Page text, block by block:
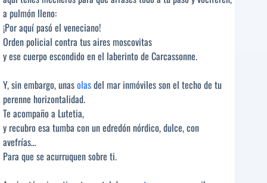
a pulmón lleno:
¡Por aquí pasó el veneciano!
Orden policial contra tus aires moscovitas
y ese cuerpo escondido en el laberinto de Carcassonne.
Y, sin embargo, unasolasdel mar inmóviles son el techo de tu
perenne horizontalidad.
Te acompaño a Lutetia,
y recubro esa tumba con un edredón nórdico, dulce, con
avefrías…
Para que se acurruquen sobre ti.